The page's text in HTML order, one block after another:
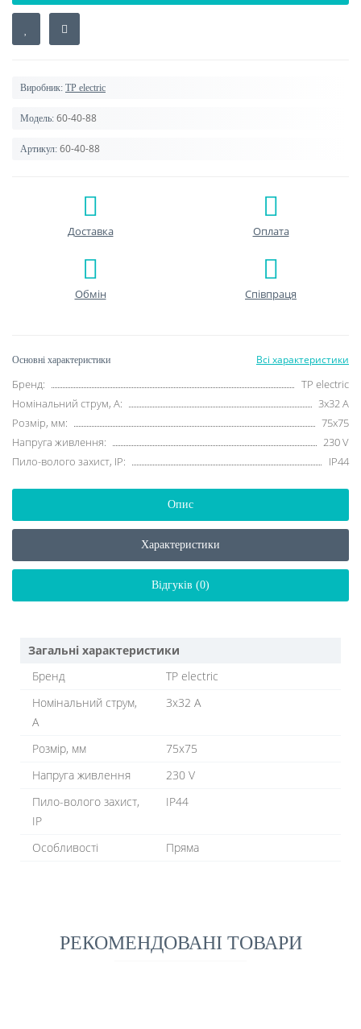
Виробник: TP electric
Модель: 60-40-88
Артикул: 60-40-88
Доставка Оплата
Обмін Співпраця
Основні характеристики Всі характеристики
Бренд:
TP electric
Номінальний струм, A:
3х32 A
Розмір, мм:
75x75
Напруга живлення:
230 V
Пило-волого захист, IP:
IP44
Опис
Характеристики
Відгуків (0)
Загальні характеристики
Бренд
TP electric
Номінальний струм,
A
3х32 A
Розмір, мм
75x75
Напруга живлення
230 V
Пило-волого захист,
IP
IP44
Особливості Пряма
РЕКОМЕНДОВАНІ ТОВАРИ